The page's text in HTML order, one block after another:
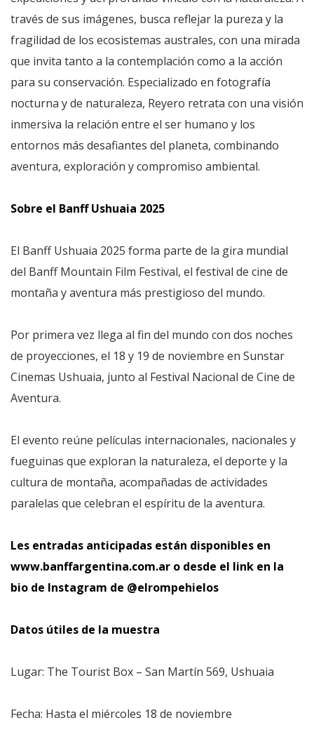
través de sus imágenes, busca reflejar la pureza y la
fragilidad de los ecosistemas australes, con una mirada
que invita tanto a la contemplación como a la acción
para su conservación. Especializado en fotografía
nocturna y de naturaleza, Reyero retrata con una visión
inmersiva la relación entre el ser humano y los
entornos más desafiantes del planeta, combinando
aventura, exploración y compromiso ambiental.
Sobre el Banff Ushuaia 2025
El Banff Ushuaia 2025 forma parte de la gira mundial
del Banff Mountain Film Festival, el festival de cine de
montaña y aventura más prestigioso del mundo.
Por primera vez llega al fin del mundo con dos noches
de proyecciones, el 18 y 19 de noviembre en Sunstar
Cinemas Ushuaia, junto al Festival Nacional de Cine de
Aventura.
El evento reúne películas internacionales, nacionales y
fueguinas que exploran la naturaleza, el deporte y la
cultura de montaña, acompañadas de actividades
paralelas que celebran el espíritu de la aventura.
Les entradas anticipadas están disponibles en
www.banffargentina.com.ar o desde el link en la
bio de Instagram de @elrompehielos
Datos útiles de la muestra
Lugar: The Tourist Box – San Martín 569, Ushuaia
Fecha: Hasta el miércoles 18 de noviembre